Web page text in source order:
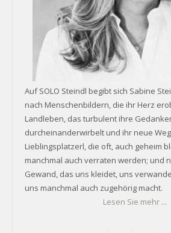
Auf SOLO Steindl begibt sich Sabine
nach Menschenbildern, die ihr Herz
Landleben, das turbulent ihre
durcheinanderwirbelt und ihr neue
Lieblingsplatzerl, die oft, auch geheim
manchmal auch verraten werden; und
Gewand, das uns kleidet, uns
uns manchmal auch zugehörig macht.
Lesen Sie mehr ...